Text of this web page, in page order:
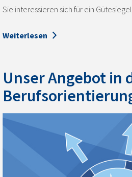
Sie interessieren sich für ein
Weiterlesen
Unser Angebot in